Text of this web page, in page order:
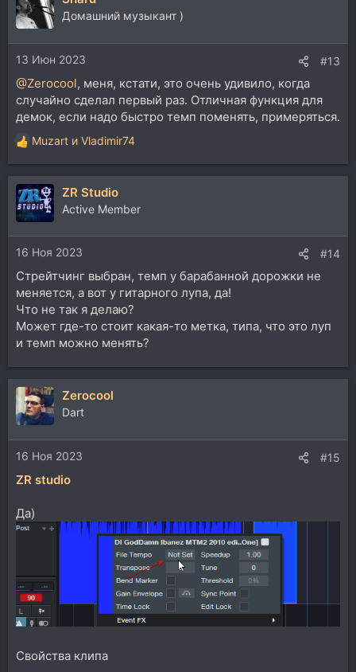
ц
и
и
:
Домашний музыкант )
13 Июн 2023 #13
@Zerocool, меня, кстати, это очень удивило, когда
случайно сделал первый раз. Отличная функция для
демок, если надо быстро темп поменять, примеряться.
Р
е
а
к
ц
и
и
:
Muzart и Vladimir74
ZR Studio
Active Member
16 Ноя 2023 #14
Стрейтчинг выбран, темп у барабанной дорожки не
меняется, а вот у гитарного лупа, да!
Что не так я делаю?
Может где-то стоит какая-то метка, типа, что это луп
и темп можно менять?
Zerocool
Dart
16 Ноя 2023 #15
ZR studio
Да)
Свойства клипа